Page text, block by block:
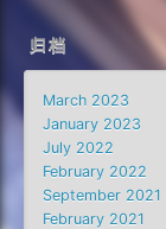
归档
March 2023
January 2023
July 2022
February 2022
September 2021
February 2021